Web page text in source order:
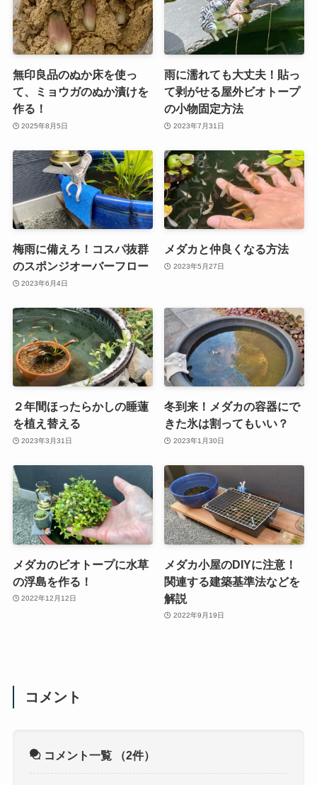
無印良品のぬか床を使っ
て、ミョウガのぬか漬けを
作る！
2025年8月5日
雨に濡れても大丈夫！貼っ
て剥がせる屋外ビオトープ
の小物固定方法
2023年7月31日
梅雨に備えろ！コスパ抜群
のスポンジオーバーフロー
2023年6月4日
メダカと仲良くなる方法
2023年5月27日
２年間ほったらかしの睡蓮
を植え替える
2023年3月31日
冬到来！メダカの容器にで
きた氷は割ってもいい？
2023年1月30日
メダカのビオトープに水草
の浮島を作る！
2022年12月12日
メダカ小屋のDIYに注意！
関連する建築基準法などを
解説
2022年9月19日
コメント
コメント一覧 （2件）